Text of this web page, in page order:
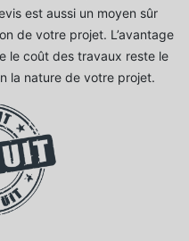
est aussi un moyen sûr
de votre projet. L’avantage
le coût des travaux reste le
la nature de votre projet.